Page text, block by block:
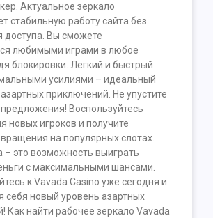
Актуальное зеркало
стабильную работу сайта без
доступа. Вы сможете
любимыми играми в любое
блокировки. Легкий и быстрый
усилиями – идеальный
приключений. Не упустите
Воспользуйтесь
новых игроков и получите
на популярных слотах.
– это возможность выиграть
с максимальными шансами.
к Vavada Casino уже сегодня и
себя новый уровень азартных
Как найти рабочее зеркало Vavada